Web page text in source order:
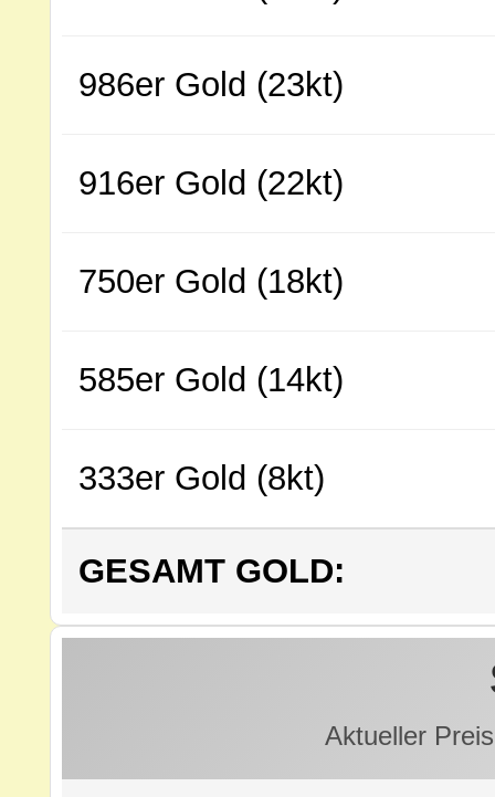
986er Gold (23kt)
916er Gold (22kt)
750er Gold (18kt)
585er Gold (14kt)
333er Gold (8kt)
GESAMT GOLD:
Aktueller